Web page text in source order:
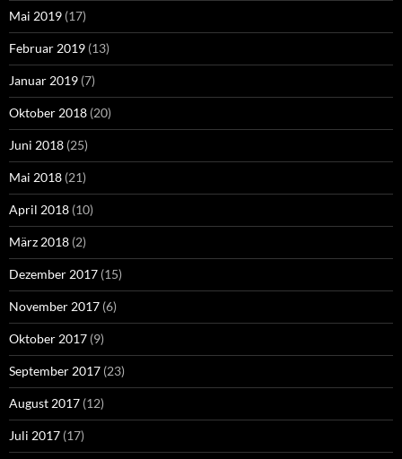
Mai 2019 (17)
Februar 2019 (13)
Januar 2019 (7)
Oktober 2018 (20)
Juni 2018 (25)
Mai 2018 (21)
April 2018 (10)
März 2018 (2)
Dezember 2017 (15)
November 2017 (6)
Oktober 2017 (9)
September 2017 (23)
August 2017 (12)
Juli 2017 (17)